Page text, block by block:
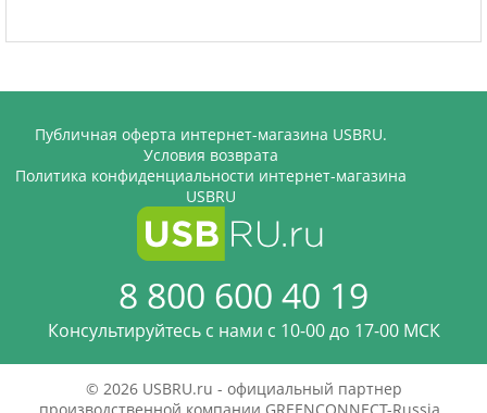
Публичная оферта интернет-магазина USBRU.
Условия возврата
Политика конфиденциальности интернет-магазина
USBRU
8 800 600 40 19
Консультируйтесь с нами c 10-00 до 17-00 МСК
© 2026 USBRU.ru - официальный партнер